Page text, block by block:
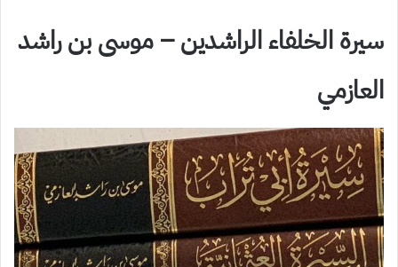
سيرة الخلفاء الراشدين – موسى بن راشد
العازمي